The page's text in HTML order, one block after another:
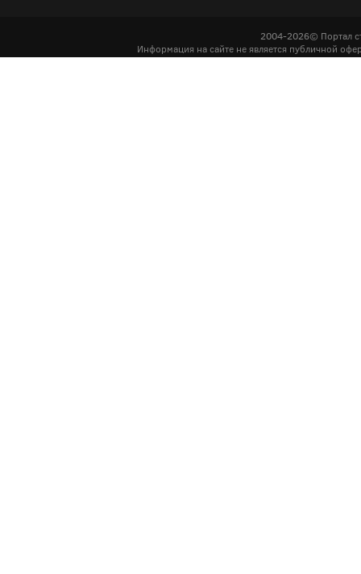
2004-2026© Портал
Информация на сайте не является публичной